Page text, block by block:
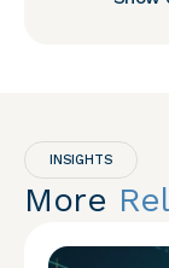
INSIGHTS
More